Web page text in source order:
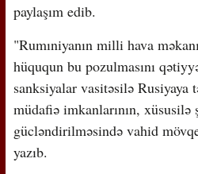
paylaşım edib.
"Rumıniyanın milli hava
hüququn bu pozulmasını
sanksiyalar vasitəsilə Rusiyaya
müdafiə imkanlarının,
gücləndirilməsində vahid
yazıb.